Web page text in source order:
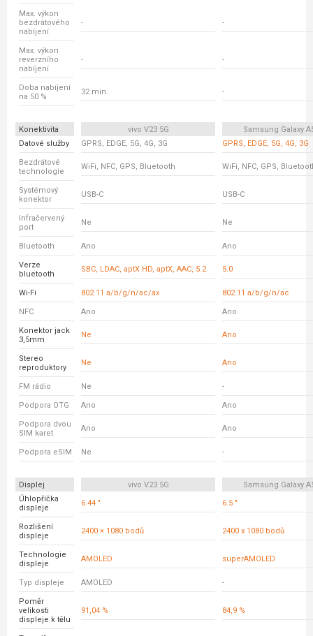
Max. výkon
bezdrátového
nabíjení
- -
Max. výkon
reverzního
nabíjení
- -
Doba nabíjení
na 50 %
32 min. -
Konektivita vivo V23 5G
Samsung Galaxy
Datové služby
GPRS, EDGE, 5G, 4G, 3G GPRS, EDGE, 5G, 4G, 3G
Bezdrátové
technologie
WiFi, NFC, GPS, Bluetooth WiFi, NFC, GPS,
Systémový
konektor
USB-C USB-C
Infračervený
port
Ne Ne
Bluetooth Ano Ano
Verze
bluetooth
SBC, LDAC, aptX HD, aptX, AAC, 5.2 5.0
Wi-Fi 802.11 a/b/g/n/ac/ax 802.11 a/b/g/n/ac
NFC Ano Ano
Konektor jack
3,5mm
Ne Ano
Stereo
reproduktory
Ne Ano
FM rádio Ne -
Podpora OTG Ano Ano
Podpora dvou
SIM karet
Ano Ano
Podpora eSIM Ne -
Displej vivo V23 5G
Samsung Galaxy
Úhlopříčka
displeje
6.44 " 6.5 "
Rozlišení
displeje
2400 × 1080 bodů 2400 x 1080 bodů
Technologie
displeje
AMOLED superAMOLED
Typ displeje AMOLED -
Poměr
velikosti
displeje k tělu
91,04 % 84,9 %